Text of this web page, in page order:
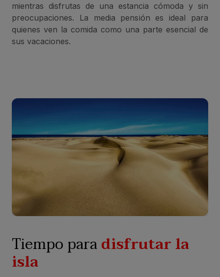
mientras disfrutas de una estancia cómoda y sin
preocupaciones. La media pensión es ideal para
quienes ven la comida como una parte esencial de
sus vacaciones.
Tiempo paradisfrutar la
isla